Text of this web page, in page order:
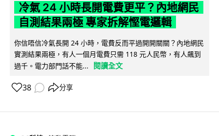
冷氣 24 小時長開電費更平？內地網民
自測結果兩極 專家拆解慳電邏輯
你信唔信冷氣長開 24 小時，電費反而平過開開關關？內地網民
實測結果兩極，有人一個月電費只需 118 元人民幣，有人飆到
過千。電力部門話不能...
閱讀全文
38 分享